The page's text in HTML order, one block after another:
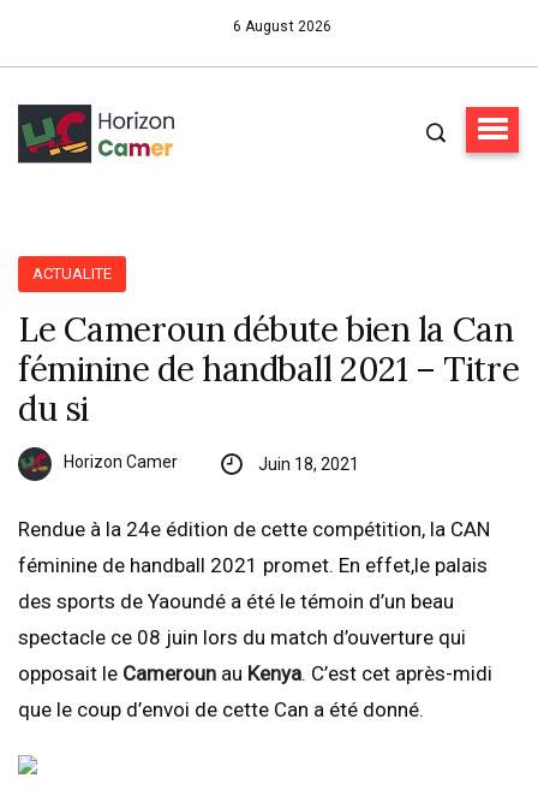
6 August 2026
ACTUALITE
Le Cameroun débute bien la Can
féminine de handball 2021 – Titre
du si
Horizon Camer Juin 18, 2021
Rendue à la 24e édition de cette compétition, la CAN
féminine de handball 2021 promet. En effet,le palais
des sports de Yaoundé a été le témoin d’un beau
spectacle ce 08 juin lors du match d’ouverture qui
opposait le Cameroun au Kenya. C’est cet après-midi
que le coup d’envoi de cette Can a été donné.